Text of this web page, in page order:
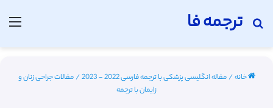
ترجمه فا
جستجو برای
خانه/مقاله انگلیسی پزشکی با ترجمه فارسی 2022 - 2023 /مقالات جراحی زنان و
زایمان با ترجمه